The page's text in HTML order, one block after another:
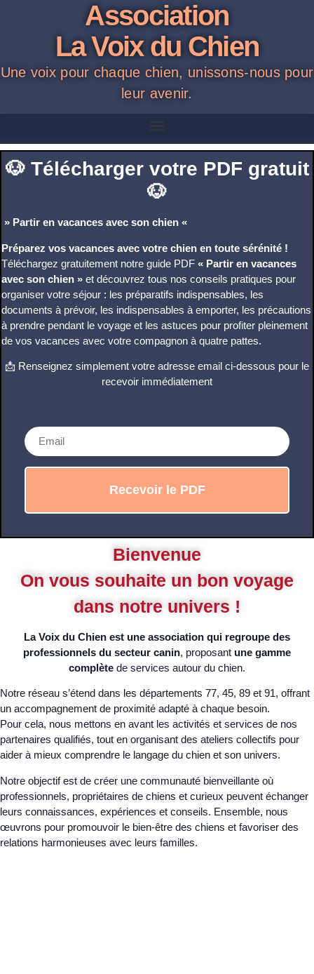
Association
La Voix du Chien
Une voix pour chaque chien, unissons-nous pour
leur avenir.
🐶 Télécharger votre PDF gratuit
🐶
» Partir en vacances avec son chien «
Préparez vos vacances avec votre chien en toute sérénité !
Téléchargez gratuitement notre guide PDF « Partir en vacances
avec son chien » et découvrez tous nos conseils pratiques pour
organiser votre séjour : les préparatifs indispensables, les
documents à prévoir, les indispensables à emporter, les précautions
à prendre pendant le voyage et les astuces pour profiter pleinement
de vos vacances avec votre compagnon à quatre pattes.
📩 Renseignez simplement votre adresse email ci-dessous pour le
recevoir immédiatement
Bienvenue
On vous souhaite un bon voyage
dans notre univers !
La Voix du Chien est une association qui regroupe des
professionnels du secteur canin, proposant une gamme
complète de services autour du chien.
Notre réseau s’étend dans les départements 77, 45, 89 et 91, offrant
un accompagnement de proximité adapté à chaque besoin.
Pour cela, nous mettons en avant les activités et services de nos
partenaires qualifiés, tout en organisant des ateliers collectifs pour
aider à mieux comprendre le langage du chien et son univers.
Notre objectif est de créer une communauté bienveillante où
professionnels, propriétaires de chiens et curieux peuvent échanger
leurs connaissances, expériences et conseils. Ensemble, nous
œuvrons pour promouvoir le bien-être des chiens et favoriser des
relations harmonieuses avec leurs familles.